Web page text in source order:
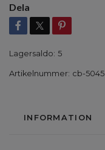
Dela
Lagersaldo: 5
Artikelnummer: cb-5045
INFORMATION